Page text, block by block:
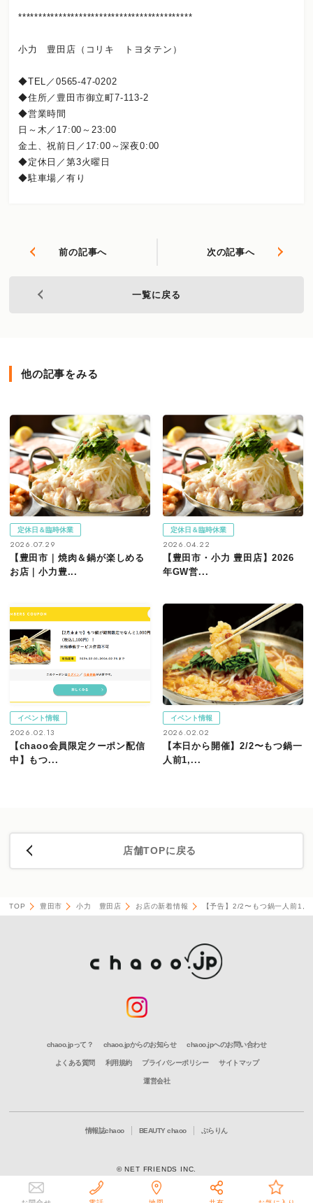
*******************************************
小力 豊田店（コリキ トヨタテン）
◆TEL／0565-47-0202
◆住所／豊田市御立町7-113-2
◆営業時間
日～木／17:00～23:00
金土、祝前日／17:00～深夜0:00
◆定休日／第3火曜日
◆駐車場／有り
前の記事へ 次の記事へ
一覧に戻る
他の記事をみる
定休日＆臨時休業
2026.07.29
【豊田市｜焼肉＆鍋が楽しめる
お店｜小力豊...
定休日＆臨時休業
2026.04.22
【豊田市・小力 豊田店】2026
年GW営...
イベント情報
2026.02.13
【chaoo会員限定クーポン配信
中】もつ...
イベント情報
2026.02.02
【本日から開催】2/2〜もつ鍋一
人前1,...
店舗TOPに戻る
TOP 豊田市 小力 豊田店 お店の新着情報 【予告】2/2〜もつ鍋一人前
chaoo.jpって？ chaoo.jpからのお知らせ chaoo.jpへのお問い合わせ
よくある質問 利用規約 プライバシーポリシー サイトマップ
運営会社
情報誌chaoo BEAUTY chaoo ぶらりん
© NET FRIENDS INC.